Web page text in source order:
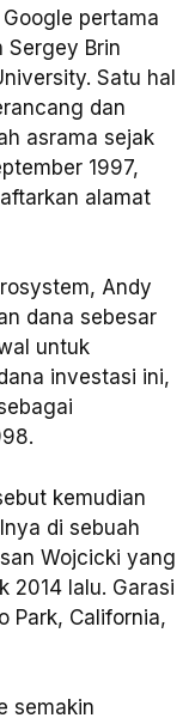
pertama
Sergey Brin
Satu hal
dan
asrama sejak
1997,
alamat
Andy
dana sebesar
untuk
investasi ini,
kemudian
di sebuah
Wojcicki yang
2014 lalu. Garasi
Park, California,
semakin